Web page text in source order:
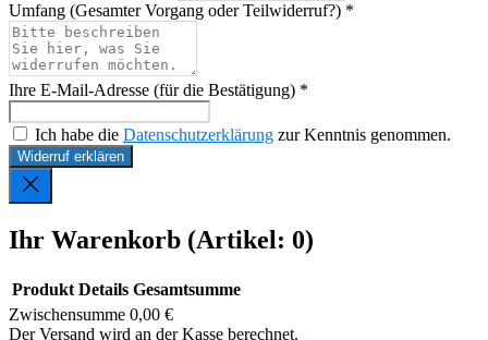
Umfang (Gesamter Vorgang oder Teilwiderruf?) *
Ihre E-Mail-Adresse (für die Bestätigung) *
Ich habe die Datenschutzerklärung zur Kenntnis genommen.
Widerruf erklären
Ihr Warenkorb (Artikel: 0)
Produkt Details Gesamtsumme
Zwischensumme 0,00 €
Der Versand wird an der Kasse berechnet.